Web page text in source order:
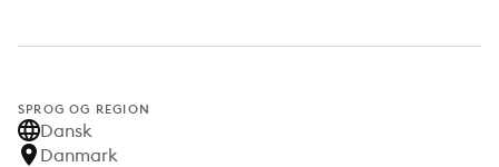
SPROG OG REGION
Dansk
Danmark